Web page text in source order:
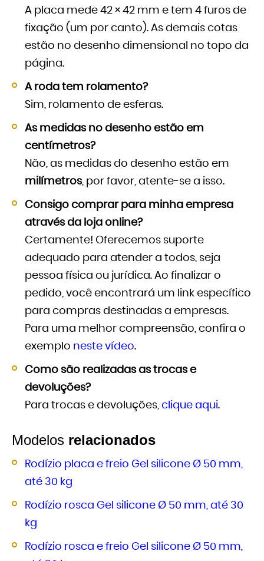
A placa mede 42 × 42 mm e tem 4 furos de
fixação (um por canto). As demais cotas
estão no desenho dimensional no topo da
página.
A roda tem rolamento?
Sim, rolamento de esferas.
As medidas no desenho estão em
centímetros?
Não, as medidas do desenho estão em
milímetros, por favor, atente-se a isso.
Consigo comprar para minha empresa
através da loja online?
Certamente! Oferecemos suporte
adequado para atender a todos, seja
pessoa física ou jurídica. Ao finalizar o
pedido, você encontrará um link específico
para compras destinadas a empresas.
Para uma melhor compreensão, confira o
exemplo neste vídeo.
Como são realizadas as trocas e
devoluções?
Para trocas e devoluções, clique aqui.
Modelos relacionados
Rodízio placa e freio Gel silicone Ø 50 mm,
até 30 kg
Rodízio rosca Gel silicone Ø 50 mm, até 30
kg
Rodízio rosca e freio Gel silicone Ø 50 mm,